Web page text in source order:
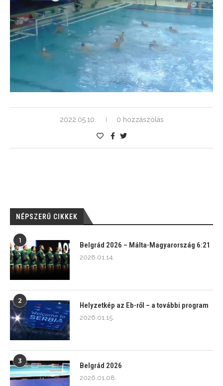
2022.05.10. 0 hozzászólás
NÉPSZERŰ CIKKEK
1
Belgrád 2026 – Málta-Magyarország 6:21
2026.01.14.
2
Helyzetkép az Eb-ről – a további program
2026.01.15.
3
Belgrád 2026
2026.01.08.